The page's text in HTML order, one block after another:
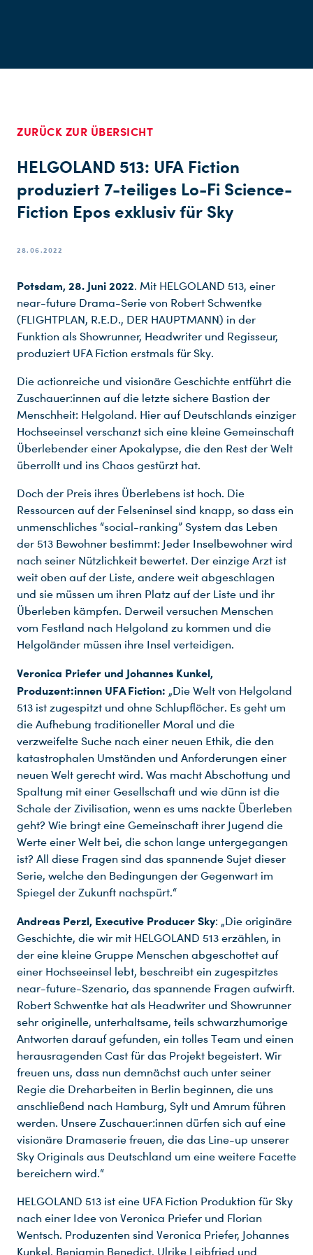
ZURÜCK ZUR ÜBERSICHT
HELGOLAND 513: UFA Fiction
produziert 7-teiliges Lo-Fi Science-
Fiction Epos exklusiv für Sky
28.06.2022
Potsdam, 28. Juni 2022. Mit HELGOLAND 513, einer
near-future Drama-Serie von Robert Schwentke
(FLIGHTPLAN, R.E.D., DER HAUPTMANN) in der
Funktion als Showrunner, Headwriter und Regisseur,
produziert UFA Fiction erstmals für Sky.
Die actionreiche und visionäre Geschichte entführt die
Zuschauer:innen auf die letzte sichere Bastion der
Menschheit: Helgoland. Hier auf Deutschlands einziger
Hochseeinsel verschanzt sich eine kleine Gemeinschaft
Überlebender einer Apokalypse, die den Rest der Welt
überrollt und ins Chaos gestürzt hat.
Doch der Preis ihres Überlebens ist hoch. Die
Ressourcen auf der Felseninsel sind knapp, so dass ein
unmenschliches “social-ranking” System das Leben
der 513 Bewohner bestimmt: Jeder Inselbewohner wird
nach seiner Nützlichkeit bewertet. Der einzige Arzt ist
weit oben auf der Liste, andere weit abgeschlagen
und sie müssen um ihren Platz auf der Liste und ihr
Überleben kämpfen. Derweil versuchen Menschen
vom Festland nach Helgoland zu kommen und die
Helgoländer müssen ihre Insel verteidigen.
Veronica Priefer und Johannes Kunkel,
Produzent:innen UFA Fiction: „Die Welt von Helgoland
513 ist zugespitzt und ohne Schlupflöcher. Es geht um
die Aufhebung traditioneller Moral und die
verzweifelte Suche nach einer neuen Ethik, die den
katastrophalen Umständen und Anforderungen einer
neuen Welt gerecht wird. Was macht Abschottung und
Spaltung mit einer Gesellschaft und wie dünn ist die
Schale der Zivilisation, wenn es ums nackte Überleben
geht? Wie bringt eine Gemeinschaft ihrer Jugend die
Werte einer Welt bei, die schon lange untergegangen
ist? All diese Fragen sind das spannende Sujet dieser
Serie, welche den Bedingungen der Gegenwart im
Spiegel der Zukunft nachspürt.“
Andreas Perzl, Executive Producer Sky: „Die originäre
Geschichte, die wir mit HELGOLAND 513 erzählen, in
der eine kleine Gruppe Menschen abgeschottet auf
einer Hochseeinsel lebt, beschreibt ein zugespitztes
near-future-Szenario, das spannende Fragen aufwirft.
Robert Schwentke hat als Headwriter und Showrunner
sehr originelle, unterhaltsame, teils schwarzhumorige
Antworten darauf gefunden, ein tolles Team und einen
herausragenden Cast für das Projekt begeistert. Wir
freuen uns, dass nun demnächst auch unter seiner
Regie die Dreharbeiten in Berlin beginnen, die uns
anschließend nach Hamburg, Sylt und Amrum führen
werden. Unsere Zuschauer:innen dürfen sich auf eine
visionäre Dramaserie freuen, die das Line-up unserer
Sky Originals aus Deutschland um eine weitere Facette
bereichern wird.“
HELGOLAND 513 ist eine UFA Fiction Produktion für Sky
nach einer Idee von Veronica Priefer und Florian
Wentsch. Produzenten sind Veronica Priefer, Johannes
Kunkel, Benjamin Benedict, Ulrike Leibfried und